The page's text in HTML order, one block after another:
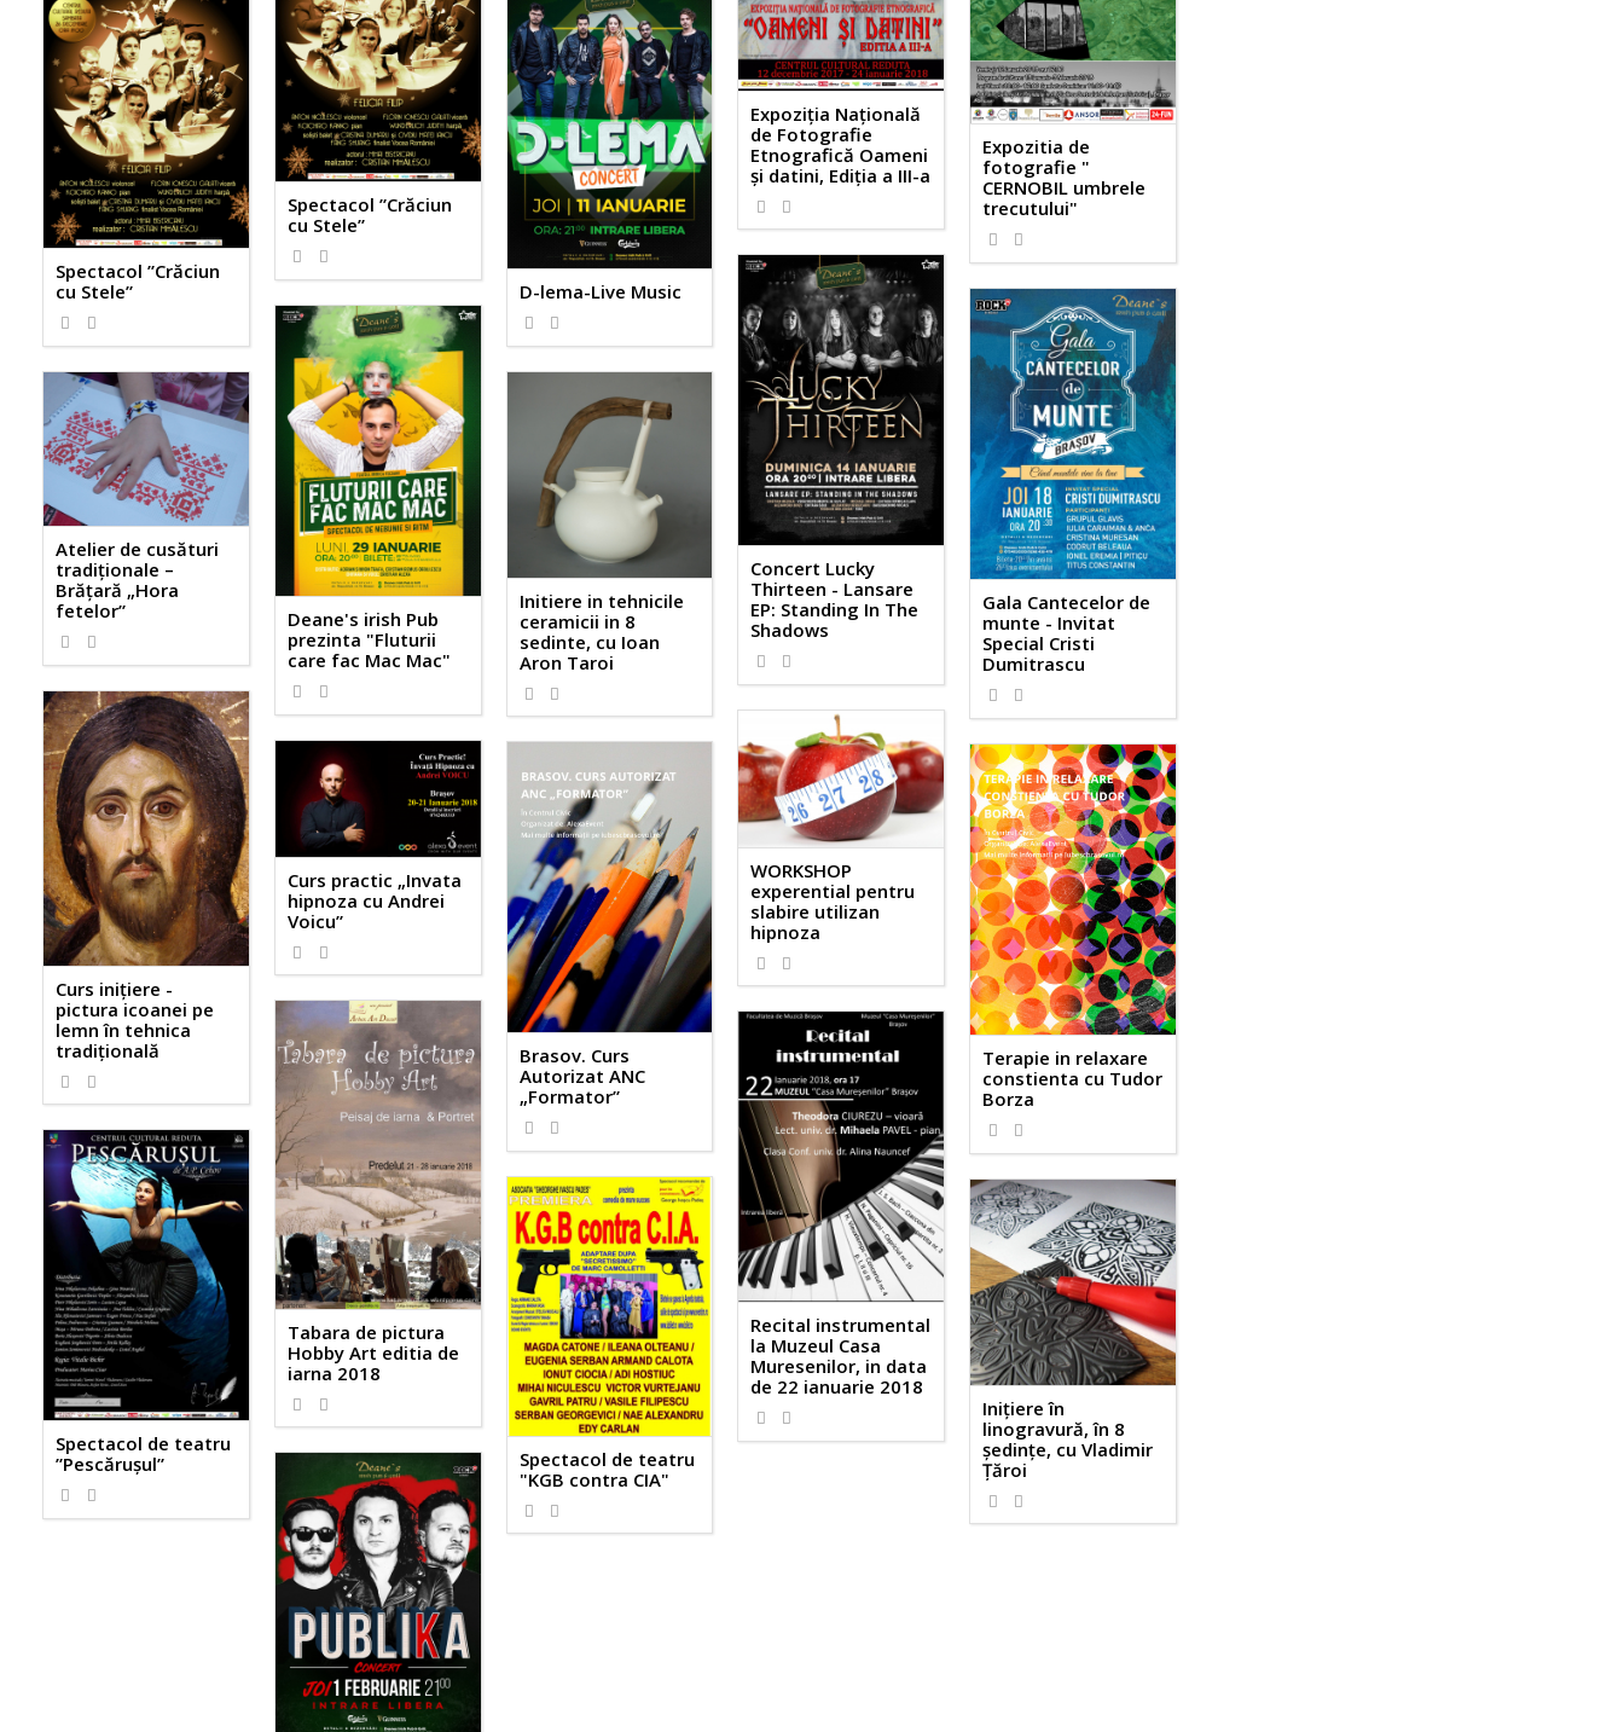
Expoziția Națională
de Fotografie
Etnografică Oameni
și datini, Ediția a III-a
Expozitia de
fotografie "
CERNOBIL umbrele
trecutului"
Spectacol ”Crăciun
cu Stele”
Spectacol ”Crăciun
cu Stele”
D-lema-Live Music
Concert Lucky
Thirteen - Lansare
EP: Standing In The
Shadows
Gala Cantecelor de
munte - Invitat
Special Cristi
Dumitrascu
Deane's irish Pub
prezinta "Fluturii
care fac Mac Mac"
Atelier de cusături
tradiționale –
Brățară „Hora
fetelor”
Initiere in tehnicile
ceramicii in 8
sedinte, cu Ioan
Aron Taroi
Curs inițiere -
pictura icoanei pe
lemn în tehnica
tradițională
WORKSHOP
experential pentru
slabire utilizan
hipnoza
Curs practic „Invata
hipnoza cu Andrei
Voicu”
Brasov. Curs
Autorizat ANC
„Formator”
Terapie in relaxare
constienta cu Tudor
Borza
Tabara de pictura
Hobby Art editia de
iarna 2018
Recital instrumental
la Muzeul Casa
Muresenilor, in data
de 22 ianuarie 2018
Spectacol de teatru
”Pescărușul”
Spectacol de teatru
"KGB contra CIA"
Iniţiere în
linogravură, în 8
şedinţe, cu Vladimir
Ţăroi